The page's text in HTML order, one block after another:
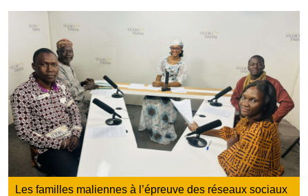
Les familles maliennes à l’épreuve des réseaux sociaux